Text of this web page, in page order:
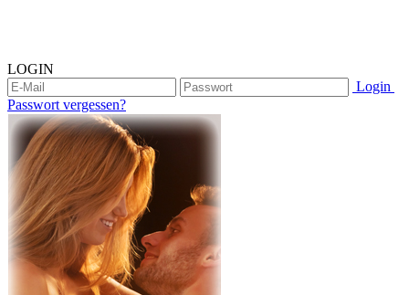
LOGIN
Login
Passwort vergessen?